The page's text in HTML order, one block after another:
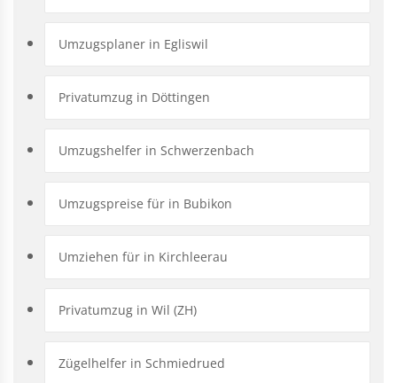
Umzugsplaner in Egliswil
Privatumzug in Döttingen
Umzugshelfer in Schwerzenbach
Umzugspreise für in Bubikon
Umziehen für in Kirchleerau
Privatumzug in Wil (ZH)
Zügelhelfer in Schmiedrued